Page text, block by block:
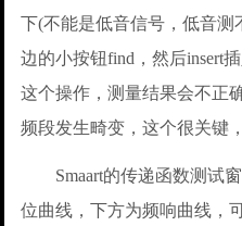
下(不能是低音信号，低音
边的小按钮find，然后insert
这个操作，测量结果会不正
频段发生畸变，这个很关键
Smaart的传递函数测试窗
位曲线，下方为频响曲线，